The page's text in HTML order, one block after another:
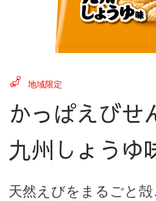
地域限定
かっぱえびせ
九州しょうゆ
天然えびをまるごと